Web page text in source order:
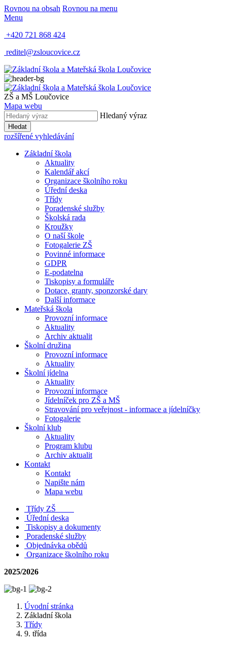
Rovnou na obsah Rovnou na menu
Menu
+420 721 868 424
reditel@zsloucovice.cz
ZŠ a MŠ Loučovice
Mapa webu
Hledaný výraz
Hledat
rozšířené vyhledávání
Základní škola
Aktuality
Kalendář akcí
Organizace školního roku
Úřední deska
Třídy
Poradenské služby
Školská rada
Kroužky
O naší škole
Fotogalerie ZŠ
Povinné informace
GDPR
E-podatelna
Tiskopisy a formuláře
Dotace, granty, sponzorské dary
Další informace
Mateřská škola
Provozní informace
Aktuality
Archiv aktualit
Školní družina
Provozní informace
Aktuality
Školní jídelna
Aktuality
Provozní informace
Jídelníček pro ZŠ a MŠ
Stravování pro veřejnost - informace a jídelníčky
Fotogalerie
Školní klub
Aktuality
Program klubu
Archiv aktualit
Kontakt
Kontakt
Napište nám
Mapa webu
Třídy ZŠ
Úřední deska
Tiskopisy a dokumenty
Poradenské služby
Objednávka obědů
Organizace školního roku
2025/2026
Úvodní stránka
Základní škola
Třídy
9. třída